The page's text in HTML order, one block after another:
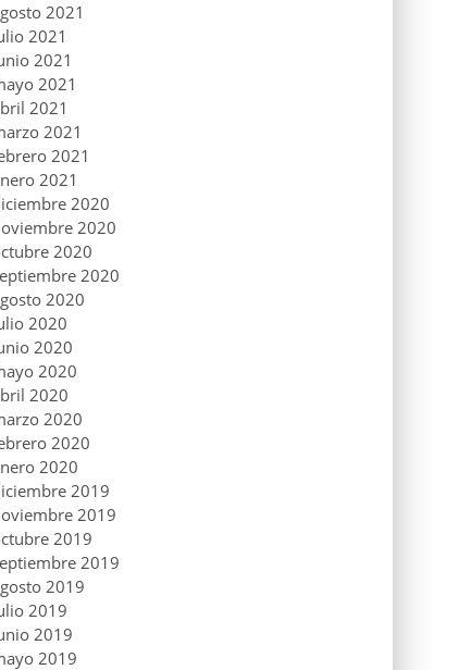
2021
2021
2021
2021
2021
2021
2021
2021
2020
2020
2020
2020
2020
2020
2020
2020
2020
2020
2020
2020
2019
2019
2019
2019
2019
2019
2019
2019